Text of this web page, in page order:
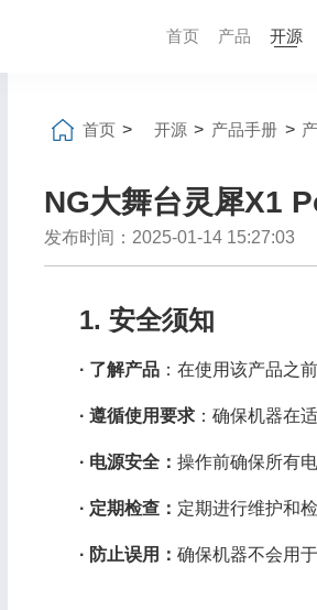
首页 产品 开源
首页 > 开源 > 产品手册 >
NG大舞台灵犀X1
发布时间：2025-01-14 15:27:03
1. 安全须知
· 了解产品：在使用该产品之
· 遵循使用要求：确保机器在
· 电源安全： 操作前确保所有
· 定期检查： 定期进行维护和
· 防止误用： 确保机器不会用